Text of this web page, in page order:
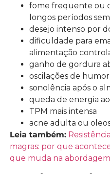
fome frequente ou
longos períodos
desejo intenso por
dificuldade para
alimentação
ganho de gordura
oscilações de
sonolência após o
queda de energia
TPM mais intensa
acne adulta ou
Leia também:
magras: por que
que muda na abordagem